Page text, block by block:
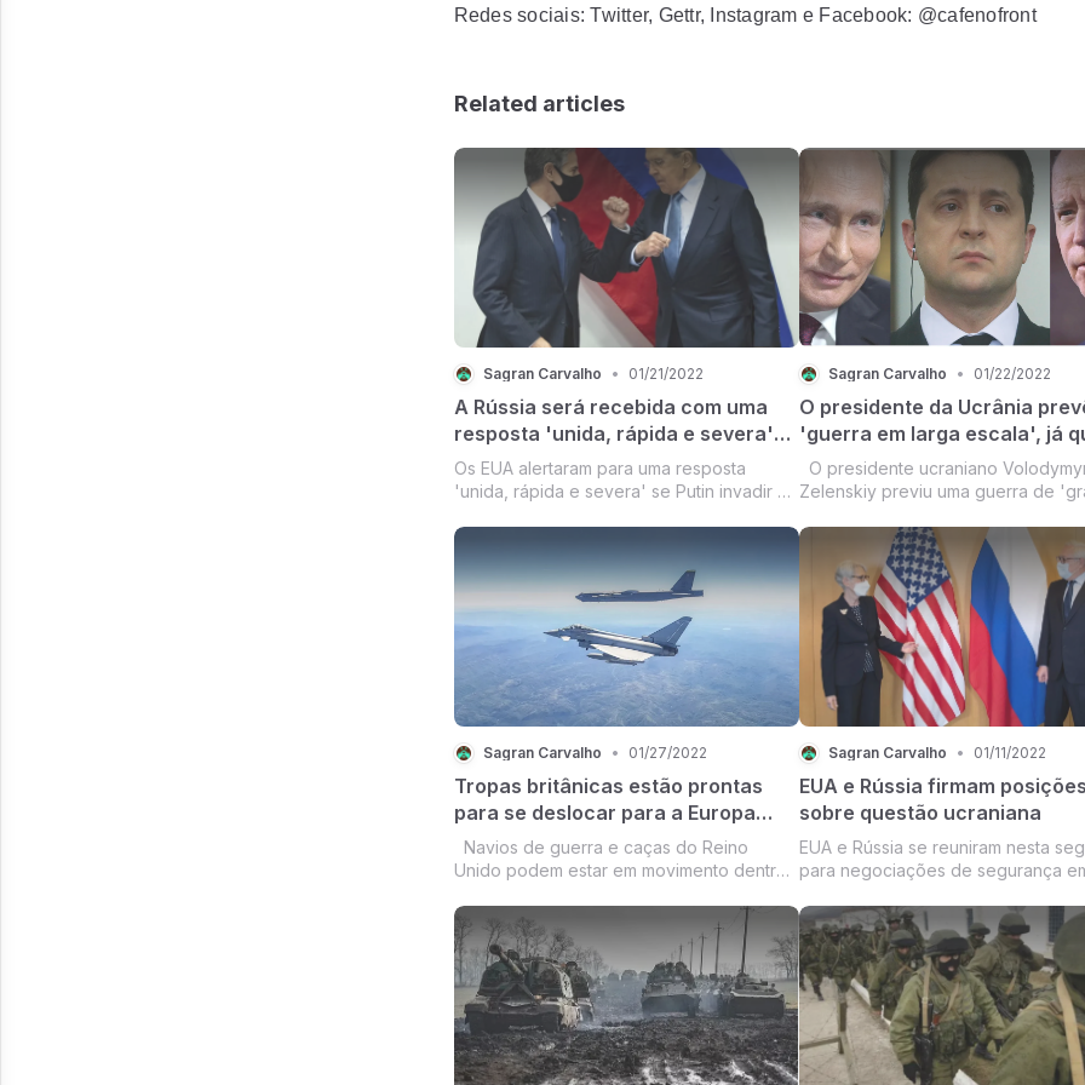
Redes sociais: Twitter, Gettr, Instagram e Facebook: @cafenofront
Related articles
Sagran Carvalho • 01/21/2022
A Rússia será recebida com uma
resposta 'unida, rápida e severa'
caso invada a Ucrânia, adverte o
secretário de Estado dos EUA,
Genebra
Os EUA alertaram para uma resposta
'unida, rápida e severa' se Putin invadir a
Estado Antony Blinken chegou para
conversas com seu colega russo na Suíça
hoje.
Sagran Carvalho • 01/22/2022
O presidente da Ucrânia
'guerra em larga escala', já
negociações dos EUA com a
não produzem nenhum
O presidente ucraniano
Zelenskiy previu uma guerra de
ocupar a cidade industrial de
que acredita ser um alvo, devido à
grande população de língua
Sagran Carvalho • 01/27/2022
Tropas britânicas estão prontas
para se deslocar para a Europa
Oriental
Navios de guerra e caças do Reino
Unido podem estar em movimento dentro
russa da Ucrânia.
Sagran Carvalho • 01/11/2022
EUA e Rússia firmam posições
sobre questão ucraniana
EUA e Rússia se reuniram nesta
para negociações de segurança